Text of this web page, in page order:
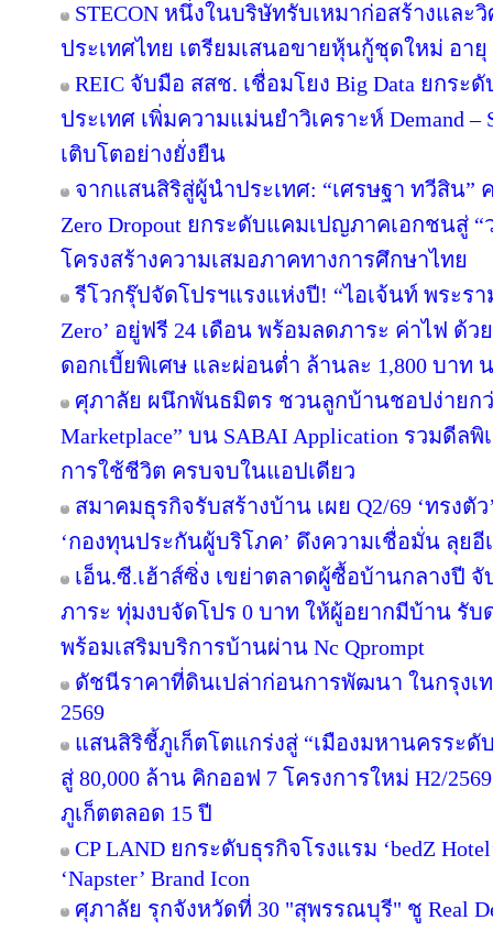
STECON หนึ่งในบริษัทรับเหมาก่อสร้างแล
ประเทศไทย เตรียมเสนอขายหุ้นกู้ชุดใหม่ อา
REIC จับมือ สสช. เชื่อมโยง Big Data ยกร
ประเทศ เพิ่มความแม่นยำวิเคราะห์ Demand
เติบโตอย่างยั่งยืน
จากแสนสิริสู่ผู้นำประเทศ: “เศรษฐา ทวีสิน”
Zero Dropout ยกระดับแคมเปญภาคเอกชนสู่
โครงสร้างความเสมอภาคทางการศึกษาไทย
รีโวกรุ๊ปจัดโปรฯแรงแห่งปี! “ไอเจ้นท์ พระรา
Zero’ อยู่ฟรี 24 เดือน พร้อมลดภาระ ค่าไฟ ด้
ดอกเบี้ยพิเศษ และผ่อนต่ำ ล้านละ 1,800 บาท
ศุภาลัย ผนึกพันธมิตร ชวนลูกบ้านชอปง่ายกว่
Marketplace” บน SABAI Application รวมดีล
การใช้ชีวิต ครบจบในแอปเดียว
สมาคมธุรกิจรับสร้างบ้าน เผย Q2/69 ‘ทรง
‘กองทุนประกันผู้บริโภค’ ดึงความเชื่อมั่น ลุย
เอ็น.ซี.เฮ้าส์ซิ่ง เขย่าตลาดผู้ซื้อบ้านกลางปี
ภาระ ทุ่มงบจัดโปร 0 บาท ให้ผู้อยากมีบ้าน รับ
พร้อมเสริมบริการบ้านผ่าน Nc Qprompt
ดัชนีราคาที่ดินเปล่าก่อนการพัฒนา ในกรุงเ
2569
แสนสิริชี้ภูเก็ตโตแกร่งสู่ “เมืองมหานครระ
สู่ 80,000 ล้าน คิกออฟ 7 โครงการใหม่ H2/
ภูเก็ตตลอด 15 ปี
CP LAND ยกระดับธุรกิจโรงแรม ‘bedZ
‘Napster’ Brand Icon
ศุภาลัย รุกจังหวัดที่ 30 "สุพรรณบุรี" ชู Real